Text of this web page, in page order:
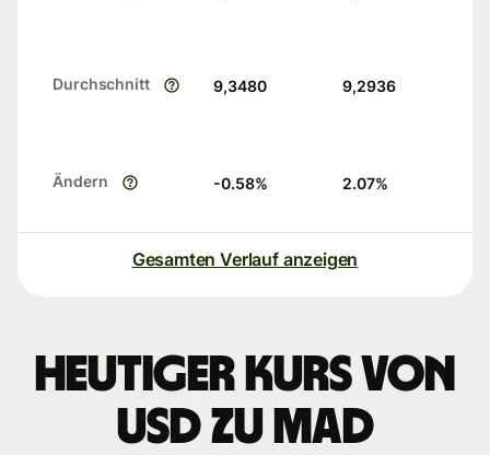
Durchschnitt 9,3480 9,2936
Ändern -0.58% 2.07%
Gesamten Verlauf anzeigen
Heutiger Kurs von
USD zu MAD